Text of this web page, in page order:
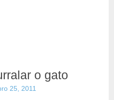
o gato
25, 2011